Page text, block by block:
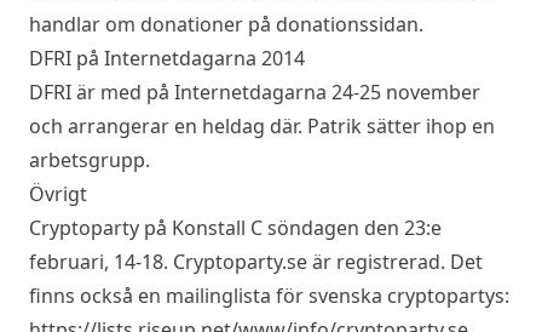
handlar om donationer på donationssidan.
DFRI på Internetdagarna 2014
DFRI är med på Internetdagarna 24-25 november
och arrangerar en heldag där. Patrik sätter ihop en
arbetsgrupp.
Övrigt
Cryptoparty på Konstall C söndagen den 23:e
februari, 14-18. Cryptoparty.se är registrerad. Det
finns också en mailinglista för svenska cryptopartys: